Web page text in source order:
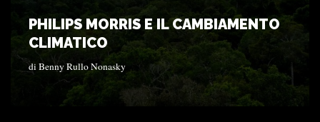
PHILIPS MORRIS E IL CAMBIAMENTO
CLIMATICO
diBenny Rullo Nonasky